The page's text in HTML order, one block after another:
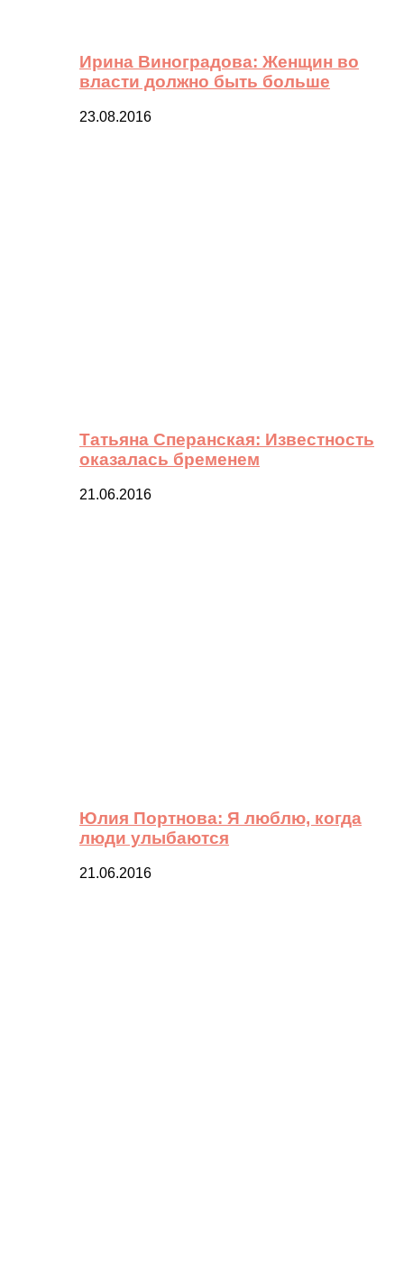
Ирина Виноградова: Женщин во
власти должно быть больше
23.08.2016
Татьяна Сперанская: Известность
оказалась бременем
21.06.2016
Юлия Портнова: Я люблю, когда
люди улыбаются
21.06.2016